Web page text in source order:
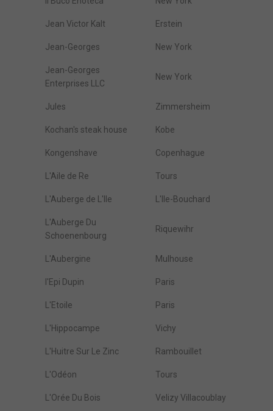
Jean Victor Kalt Erstein
Jean-Georges New York
Jean-Georges
Enterprises LLC
New York
Jules Zimmersheim
Kochan's steak house Kobe
Kongenshave Copenhague
L'Aile de Re Tours
L'Auberge de L'Ile L'Ile-Bouchard
L'Auberge Du
Schoenenbourg
Riquewihr
L'Aubergine Mulhouse
l'Epi Dupin Paris
L'Etoile Paris
L'Hippocampe Vichy
L'Huitre Sur Le Zinc Rambouillet
L'Odéon Tours
L'Orée Du Bois Velizy Villacoublay